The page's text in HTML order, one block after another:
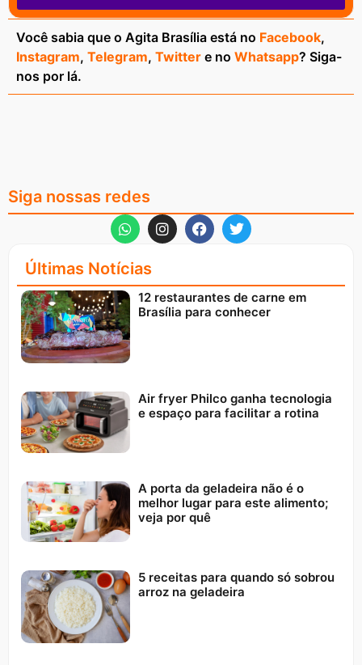
Você sabia que o Agita Brasília está no Facebook,
Instagram, Telegram, Twitter e no Whatsapp? Siga-
nos por lá.
Siga nossas redes
Últimas Notícias
12 restaurantes de carne em
Brasília para conhecer
Air fryer Philco ganha tecnologia
e espaço para facilitar a rotina
A porta da geladeira não é o
melhor lugar para este alimento;
veja por quê
5 receitas para quando só sobrou
arroz na geladeira